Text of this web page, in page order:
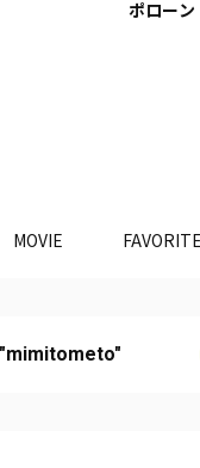
ポローン
MOVIE
"mimitometo"